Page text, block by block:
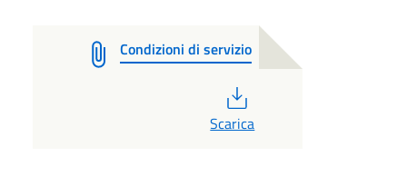
Condizioni di servizio
Scarica